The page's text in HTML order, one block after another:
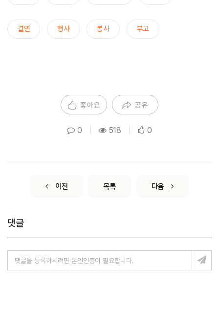
결연 행사 봉사 부고
좋아요 공유
0 518 0
이전 목록 다음
댓글